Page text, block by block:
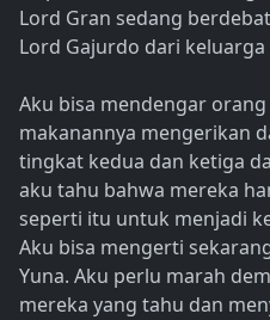
Lord Gran sedang
Lord Gajurdo dari
Aku bisa mendengar
makanannya mengerikan
tingkat kedua dan ketiga
aku tahu bahwa mereka
seperti itu untuk menjadi
Aku bisa mengerti
Yuna. Aku perlu marah
mereka yang tahu dan